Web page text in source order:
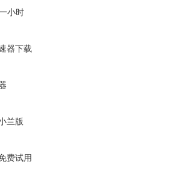
小时
器下载
兰版
费试用